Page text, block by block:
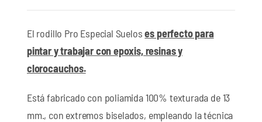
El rodillo Pro Especial Sueloses perfecto para
pintar y trabajar con epoxis, resinas y
clorocauchos.
Está fabricado con poliamida 100% texturada de 13
mm., con extremos biselados, empleando la técnica